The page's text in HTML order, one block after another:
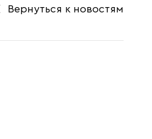
Вернуться к новостям